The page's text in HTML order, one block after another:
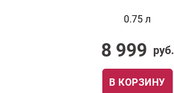
0.75 л
8 999 руб.
В КОРЗИНУ